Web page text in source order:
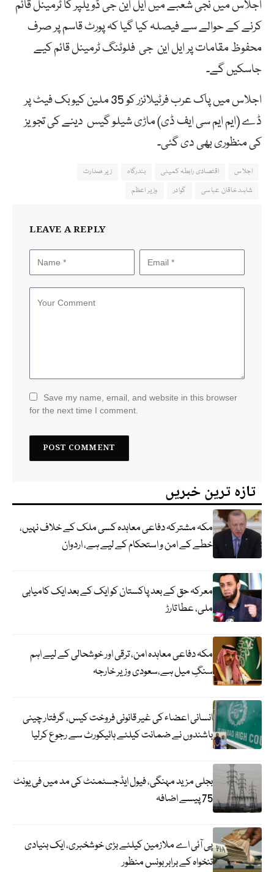
اجلاس میں نجی شعبے میں ایل این جی ڈویلپر کا ٹرمینل قائم
کرنے کے حوالے سے فیصلہ کیا گیا کہ پورٹ قاسم پر صرف
محفوظ مقامات پر ایل این جی فلوٹنگ ٹرمینل قائم کیے
جاسکیں گے۔
اجلاس میں پاک عرب فرٹیلائزر کو 35 ملین کیوبک فیٹ پر
ڈے (ایم ایم سی ایف ڈی) ماڑی شیلو گیس دینے کی تجویز
کی منظوری بھی دی گئی۔
اجلاس اقتصادی رابطہ کمیٹی بندرگاہ
زیر صدارت
شاہد خاقان عباسی
گوادر وزیر اعظم
LEAVE A REPLY
Save my name, email, and website in this browser
for the next time I comment.
تازہ ترین خبریں
مکہ مشترکہ دفاعی معاہدہ کسی ملک کے خلاف نہیں،
خطے کے امن و استحکام کے لیے ہے، اردوان
معرکہ حق کے بعد پاکستان کو ایک کے بعد ایک کامیابی
ملی، عطا تارڑ
مکہ دفاعی معاہدہ امن، ترقی اور خوشحالی کے لیے اہم
سنگِ میل ہے،سعودی وزیر خارجہ
انسانی اعضاء کی غیر قانونی فروخت کیس، گرفتار چینی
باشندوں نے ضمانت کیلئے ہائیکورٹ سے رجوع کرلیا
بجلی مزید مہنگی، فیول ایڈجسٹمنٹ کی مد میں فی یونٹ
75 پیسے اضافہ
پی آئی اے ملازمین کیلئے بڑی خوشخبری، ایک بنیادی
تنخواہ کے برابر بونس منظور